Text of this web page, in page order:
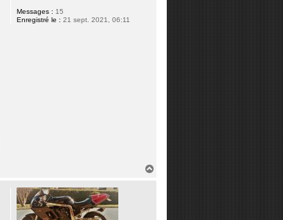
Messages : 15
Enregistré le : 21 sept. 2021, 06:11